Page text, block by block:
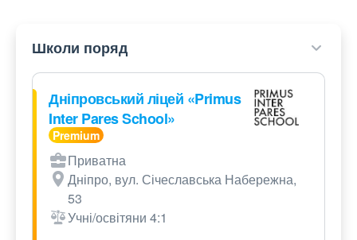
Школи поряд
Дніпровський ліцей «Primus
Inter Pares School»
Приватна
Дніпро, вул. Січеславська Набережна,
53
Учні/освітяни 4:1